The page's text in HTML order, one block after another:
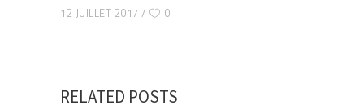
12 JUILLET 2017 0
RELATED POSTS